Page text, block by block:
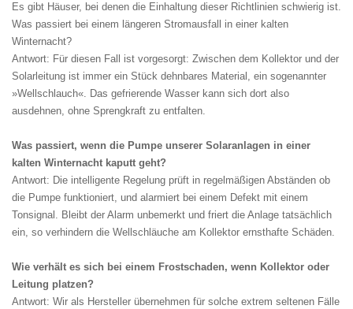
Es gibt Häuser, bei denen die Einhaltung dieser Richtlinien schwierig ist.
Was passiert bei einem längeren Stromausfall in einer kalten
Winternacht?
Antwort: Für diesen Fall ist vorgesorgt: Zwischen dem Kollektor und der
Solarleitung ist immer ein Stück dehnbares Material, ein sogenannter
»Wellschlauch«. Das gefrierende Wasser kann sich dort also
ausdehnen, ohne Sprengkraft zu entfalten.
Was passiert, wenn die Pumpe unserer Solaranlagen in einer
kalten Winternacht kaputt geht?
Antwort: Die intelligente Regelung prüft in regelmäßigen Abständen ob
die Pumpe funktioniert, und alarmiert bei einem Defekt mit einem
Tonsignal. Bleibt der Alarm unbemerkt und friert die Anlage tatsächlich
ein, so verhindern die Wellschläuche am Kollektor ernsthafte Schäden.
Wie verhält es sich bei einem Frostschaden, wenn Kollektor oder
Leitung platzen?
Antwort: Wir als Hersteller übernehmen für solche extrem seltenen Fälle